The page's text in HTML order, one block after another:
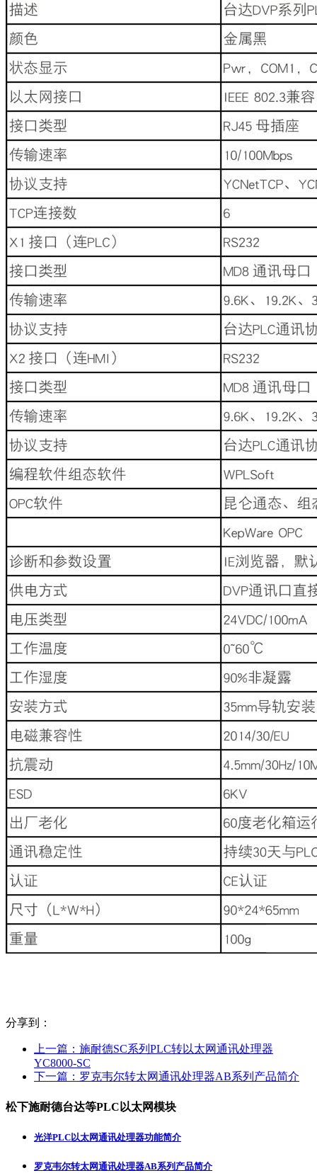
分享到：
上一篇： 施耐德SC系列PLC转以太网通讯处理器
YC8000-SC
下一篇： 罗克韦尔转太网通讯处理器AB系列产品简介
松下施耐德台达等PLC以太网模块
光洋PLC以太网通讯处理器功能简介
罗克韦尔转太网通讯处理器AB系列产品简介